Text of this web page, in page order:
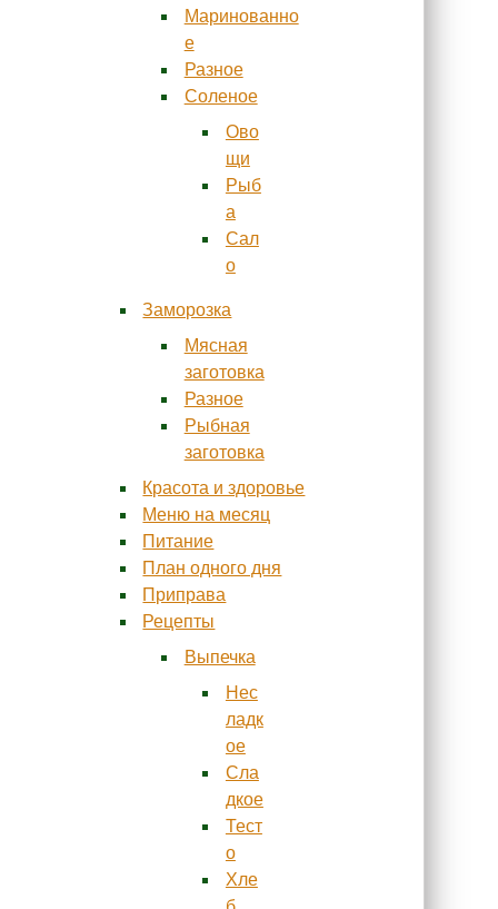
Маринованно
е
Разное
Соленое
Ово
щи
Рыб
а
Сал
о
Заморозка
Мясная
заготовка
Разное
Рыбная
заготовка
Красота и здоровье
Меню на месяц
Питание
План одного дня
Приправа
Рецепты
Выпечка
Нес
ладк
ое
Сла
дкое
Тест
о
Хле